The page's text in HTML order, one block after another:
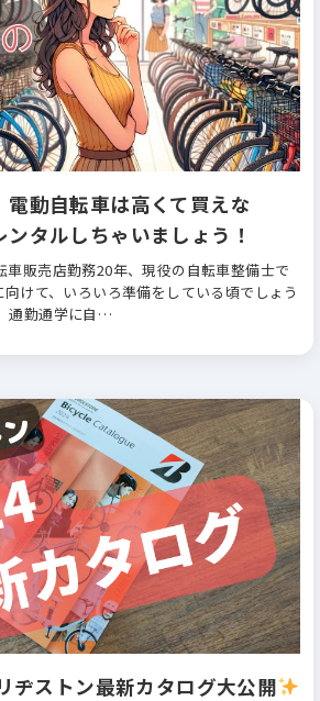
電動自転車は高くて買えな
タルしちゃいましょう！
車販売店勤務20年、現役の自転車整備士で
けて、いろいろ準備をしている頃でしょう
通勤通学に自…
ヂストン最新カタログ大公開